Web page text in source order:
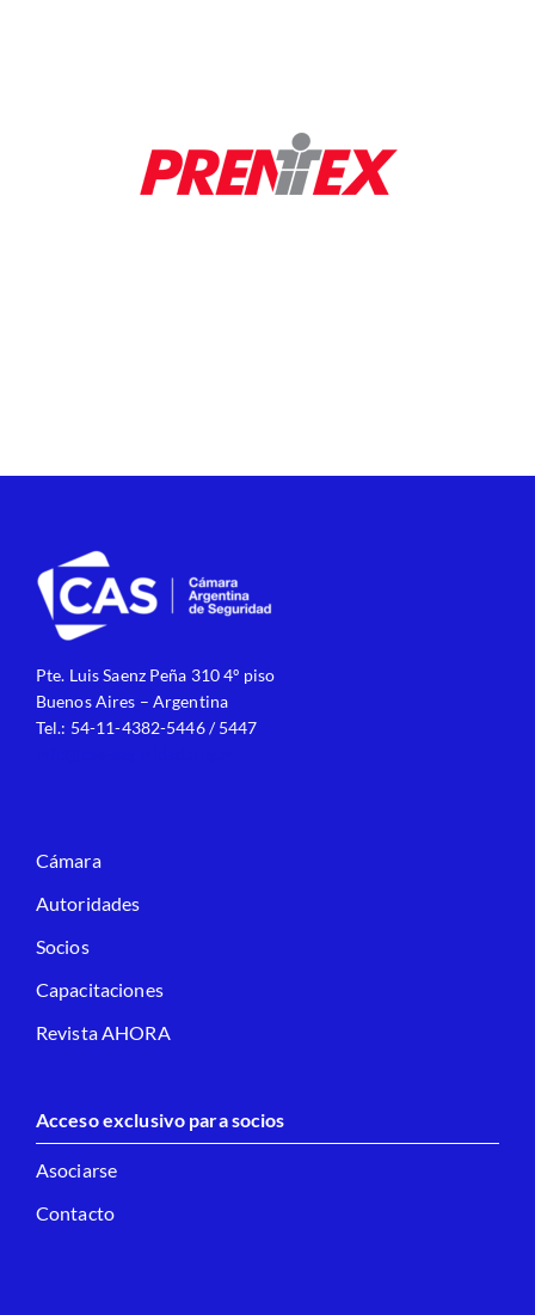
Pte. Luis Saenz Peña 310 4º piso
Buenos Aires – Argentina
Tel.: 54-11-4382-5446 / 5447
Cámara
Autoridades
Socios
Capacitaciones
Revista AHORA
Acceso exclusivo para socios
Asociarse
Contacto